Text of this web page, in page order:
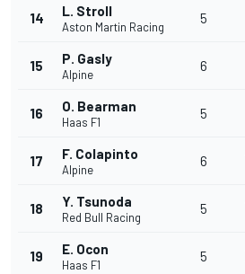
14 L. Stroll
Aston Martin Racing
5
15 P. Gasly
Alpine
6
16 O. Bearman
Haas F1
5
17 F. Colapinto
Alpine
6
18 Y. Tsunoda
Red Bull Racing
5
19 E. Ocon
Haas F1
5